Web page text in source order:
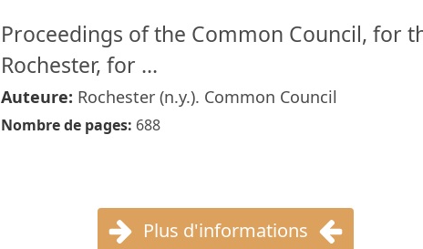
Proceedings of the Common Council, for
Rochester, for ...
Auteure: Rochester (n.y.). Common Council
Nombre de pages: 688
Plus d'informations